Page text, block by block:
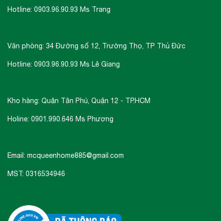
và dễ dàng có thể thấy nhiều phản hồi tích cực
- Malloca MS 2025 có lớp chống ồn và chống
chi tiết khá quan trọng khi chúng ta tìm hiểu và
phẩm chất lượng kém không như ý.
Hotline: 0903.96.90.93 Ms Trang
Văn phòng: 34 Đường số 12, Trường Thọ, TP Thủ Đức
Hotline: 0903.96.90.93 Ms Lê Giang
Kho hàng: Quận Tân Phú, Quận 12 - TP.HCM
Holine: 0901.990.646 Ms Phương
Email: mcqueenhome885@gmail.com
MST: 0316534946